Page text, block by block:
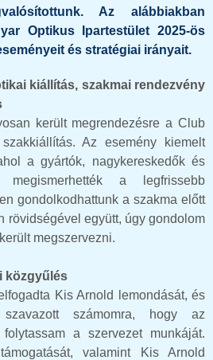
Az alábbiakban
Optikus Ipartestület 2025-ös
és stratégiai irányait.
kiállítás, szakmai rendezvény
került megrendezésre a Club
Az esemény kiemelt
a gyártók, nagykereskedők és
megismerhették a legfrissebb
gondolkodhattunk a szakma előtt
rövidségével együtt, úgy gondolom
megszervezni.
közgyűlés
Kis Arnold lemondását, és
szavazott számomra, hogy az
folytassam a szervezet munkáját.
valamint Kis Arnold